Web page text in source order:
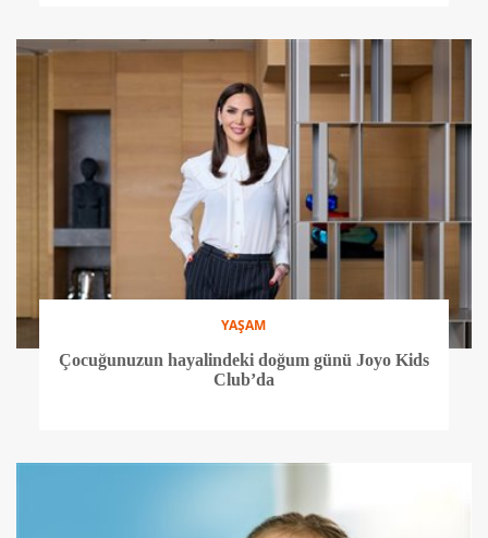
YAŞAM
Çocuğunuzun hayalindeki doğum günü Joyo Kids
Club’da